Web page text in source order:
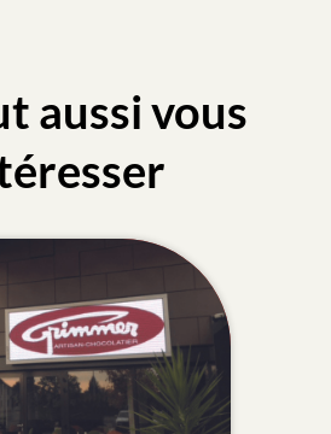
aussi vous